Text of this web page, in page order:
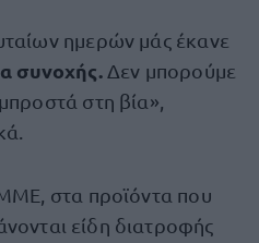
ημερών μάς έκανε
συνοχής. Δεν μπορούμε
στη βία»,
στα προϊόντα που
είδη διατροφής